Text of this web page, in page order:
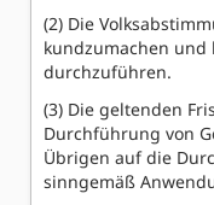
(2) Die
kundzumachen und
durchzuführen.
(3) Die geltenden
Durchführung von
Übrigen auf die
sinngemäß